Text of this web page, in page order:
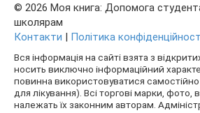
© 2026 Моя книга: Допомога
школярам
Контакти | Політика
Вся інформація на сайті взята з
носить виключно інформаційний
повинна використовуватися самостійно
для лікування). Всі торгові марки, фото,
належать їх законним авторам.